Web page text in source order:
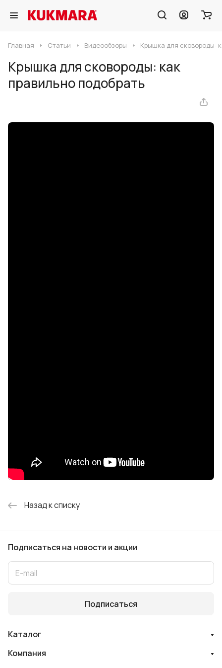
Главная Статьи Видеообзоры Крышка для сковороды:
Крышка для сковороды: как
правильно подобрать
Назад к списку
Подписаться на новости и акции
Подписаться
Каталог
Компания